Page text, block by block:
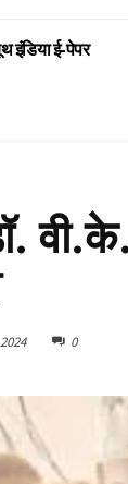
इंडिया ई-पेपर
0